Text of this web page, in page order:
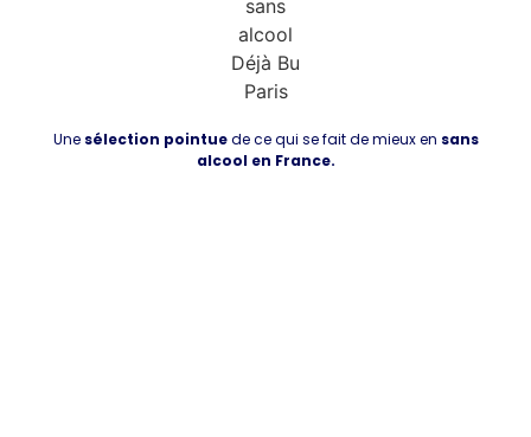
Unesélection pointuede ce qui se fait de mieux en sans
alcool en France.